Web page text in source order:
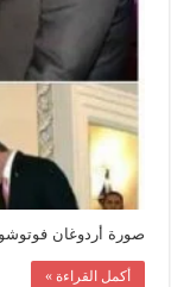
صورة أردوغان
أكمل القراءة »